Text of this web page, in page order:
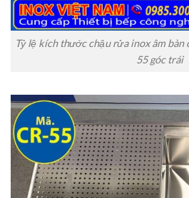
Tỷ lệ kích thước chậu rửa inox âm bàn
55 góc trái